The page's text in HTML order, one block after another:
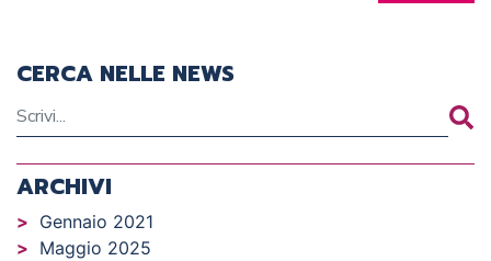
CERCA NELLE NEWS
ARCHIVI
Gennaio 2021
Maggio 2025